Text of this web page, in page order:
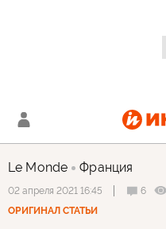
Le Monde Франция
02 апреля 2021 16:45 6
ОРИГИНАЛ СТАТЬИ